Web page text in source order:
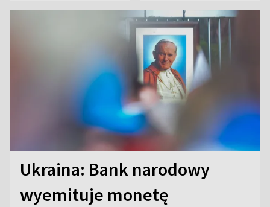
„Antka Rozpylacza”
Ukraina: Bank narodowy
wyemituje monetę